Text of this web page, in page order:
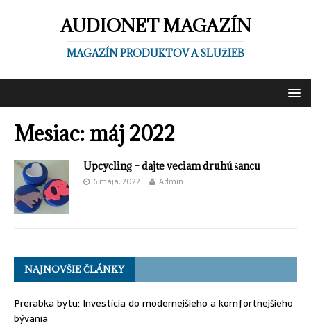
AUDIONET MAGAZÍN
MAGAZÍN PRODUKTOV A SLUŽIEB
Mesiac:máj 2022
Upcycling – dajte veciam druhú šancu
6 mája, 2022 Admin
NAJNOVŠIE ČLÁNKY
Prerabka bytu: Investícia do modernejšieho a komfortnejšieho
bývania